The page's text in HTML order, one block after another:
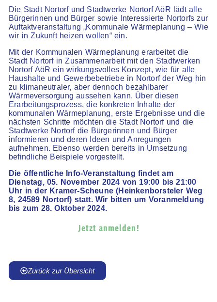
Die Stadt Nortorf und Stadtwerke Nortorf AöR lädt alle
Bürgerinnen und Bürger sowie Interessierte Nortorfs zur
Auftaktveranstaltung „Kommunale Wärmeplanung – Wie
wir in Zukunft heizen wollen“ ein.
Mit der Kommunalen Wärmeplanung erarbeitet die
Stadt Nortorf in Zusammenarbeit mit den Stadtwerken
Nortorf AöR ein wirkungsvolles Konzept, wie für alle
Haushalte und Gewerbebetriebe in Nortorf der Weg hin
zu klimaneutraler, aber dennoch bezahlbarer
Wärmeversorgung aussehen kann. Über diesen
Erarbeitungsprozess, die konkreten Inhalte der
kommunalen Wärmeplanung, erste Ergebnisse und die
nächsten Schritte möchten die Stadt Nortorf und die
Stadtwerke Nortorf die Bürgerinnen und Bürger
informieren und deren Ideen und Anregungen
aufnehmen. Ebenso werden bereits in Umsetzung
befindliche Beispiele vorgestellt.
Die öffentliche Info-Veranstaltung findet am
Dienstag, 05. November 2024 von 19:00 bis 21:00
Uhr in der Kramer-Scheune (Heinkenborsteler Weg
8, 24589 Nortorf) statt. Wir bitten um Voranmeldung
bis zum 28. Oktober 2024.
Jetzt anmelden!
Zurück zur Übersicht